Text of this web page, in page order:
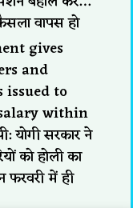
वापस हो
gives
and
issued to
within
योगी सरकार ने
को होली का
फरवरी में ही